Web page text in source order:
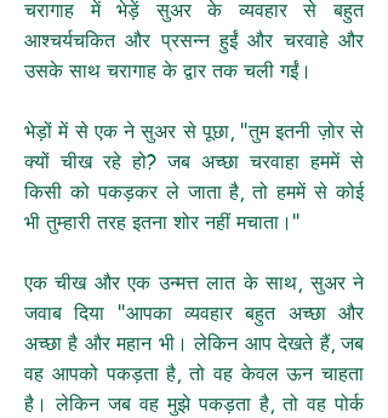
चरागाह में भेड़ें सुअर के व्यवहार से बहुत
आश्चर्यचकित और प्रसन्न हुईं और चरवाहे और
उसके साथ चरागाह के द्वार तक चली गईं।
भेड़ों में से एक ने सुअर से पूछा, "तुम इतनी ज़ोर से
क्यों चीख रहे हो? जब अच्छा चरवाहा हममें से
किसी को पकड़कर ले जाता है, तो हममें से कोई
भी तुम्हारी तरह इतना शोर नहीं मचाता।"
एक चीख और एक उन्मत्त लात के साथ, सुअर ने
जवाब दिया "आपका व्यवहार बहुत अच्छा और
अच्छा है और महान भी। लेकिन आप देखते हैं, जब
वह आपको पकड़ता है, तो वह केवल ऊन चाहता
है। लेकिन जब वह मुझे पकड़ता है, तो वह पोर्क